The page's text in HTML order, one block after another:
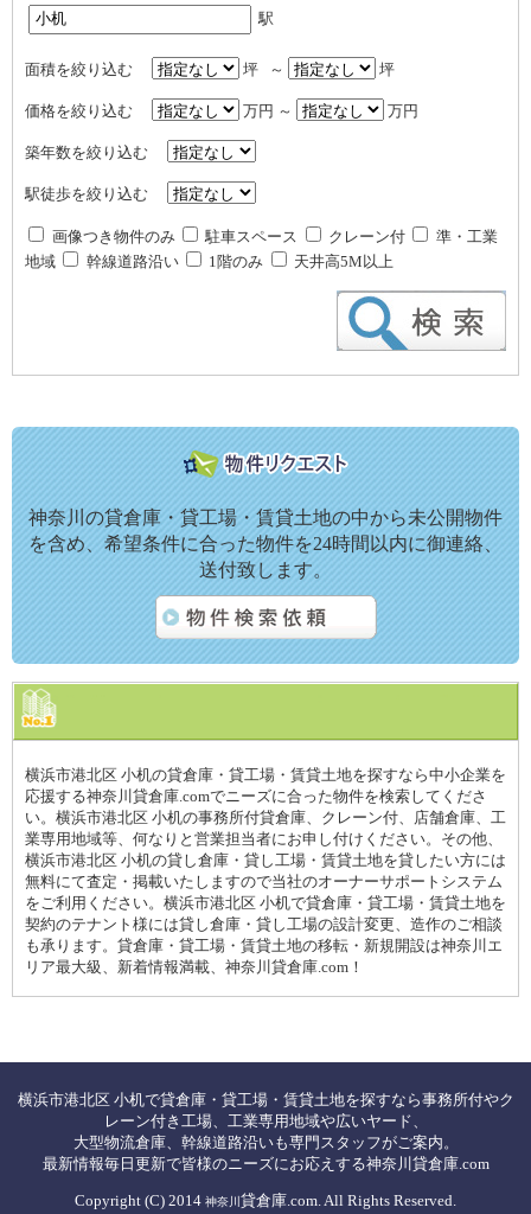
駅
面積を絞り込む 坪 ～ 坪
価格を絞り込む 万円 ～ 万円
築年数を絞り込む
駅徒歩を絞り込む
画像つき物件のみ 駐車スペース クレーン付
準・工業
地域
幹線道路沿い 1階のみ 天井高5M以上
神奈川の貸倉庫・貸工場・賃貸土地の中から未公開物件
を含め、希望条件に合った物件を24時間以内に御連絡、
送付致します。
横浜市港北区 小机の貸倉庫・貸工場・賃貸土地を探すなら中小企業を
応援する神奈川貸倉庫.comでニーズに合った物件を検索してくださ
い。横浜市港北区 小机の事務所付貸倉庫、クレーン付、店舗倉庫、工
業専用地域等、何なりと営業担当者にお申し付けください。その他、
横浜市港北区 小机の貸し倉庫・貸し工場・賃貸土地を貸したい方には
無料にて査定・掲載いたしますので当社のオーナーサポートシステム
をご利用ください。横浜市港北区 小机で貸倉庫・貸工場・賃貸土地を
契約のテナント様には貸し倉庫・貸し工場の設計変更、造作のご相談
も承ります。貸倉庫・貸工場・賃貸土地の移転・新規開設は神奈川エ
リア最大級、新着情報満載、神奈川貸倉庫.com！
横浜市港北区 小机で貸倉庫・貸工場・賃貸土地を探すなら事務所付やク
レーン付き工場、工業専用地域や広いヤード、
大型物流倉庫、幹線道路沿いも専門スタッフがご案内。
最新情報毎日更新で皆様のニーズにお応えする神奈川貸倉庫.com
Copyright (C) 2014 神奈川 貸倉庫.com. All Rights Reserved.